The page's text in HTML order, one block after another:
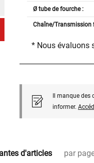
Ø tube de fourche :
Chaîne/Transmission
* Nous évaluons
Il manque
informer.
d'articles par